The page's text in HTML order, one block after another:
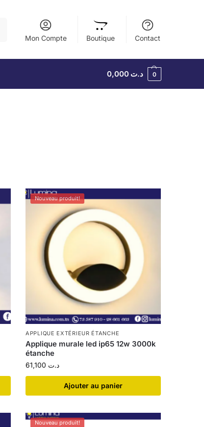
Mon Compte Boutique Contact
د.ت 0,000 0
Nouveau produit!
APPLIQUE EXTÉRIEUR ÉTANCHE
Applique murale led ip65 12w 3000k
étanche
د.ت
Ajouter au panier
Nouveau produit!